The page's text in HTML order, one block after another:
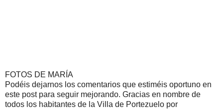
FOTOS DE MARÍA
Podéis dejarnos los comentarios que estiméis oportuno en
este post para seguir mejorando. Gracias en nombre de
todos los habitantes de la Villa de Portezuelo por